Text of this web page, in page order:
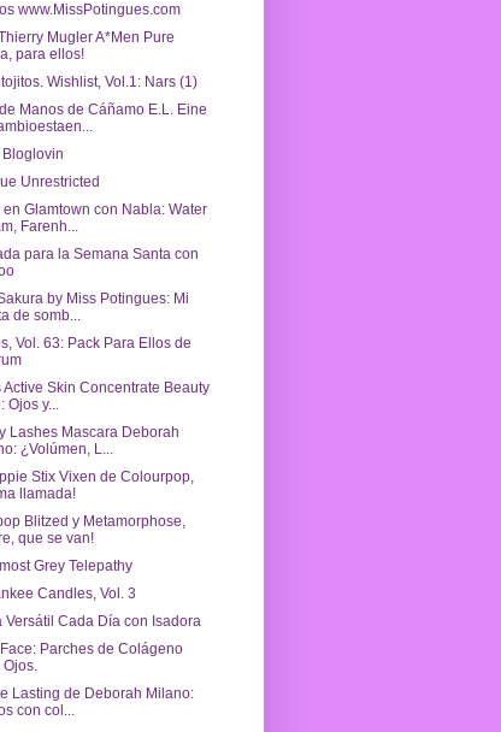
www.MissPotingues.com
Mugler A*Men Pure
para ellos!
Wishlist, Vol.1: Nars (1)
Manos de Cáñamo E.L. Eine
Bloglovin
Unrestricted
en Glamtown con Nabla: Water
Farenh...
para la Semana Santa con
by Miss Potingues: Mi
de somb...
Vol. 63: Pack Para Ellos de
Active Skin Concentrate Beauty
Ojos y...
Lashes Mascara Deborah
¿Volúmen, L...
Stix Vixen de Colourpop,
llamada!
Blitzed y Metamorphose,
que se van!
Grey Telepathy
Candles, Vol. 3
Versátil Cada Día con Isadora
Parches de Colágeno
Ojos.
Lasting de Deborah Milano:
con col...